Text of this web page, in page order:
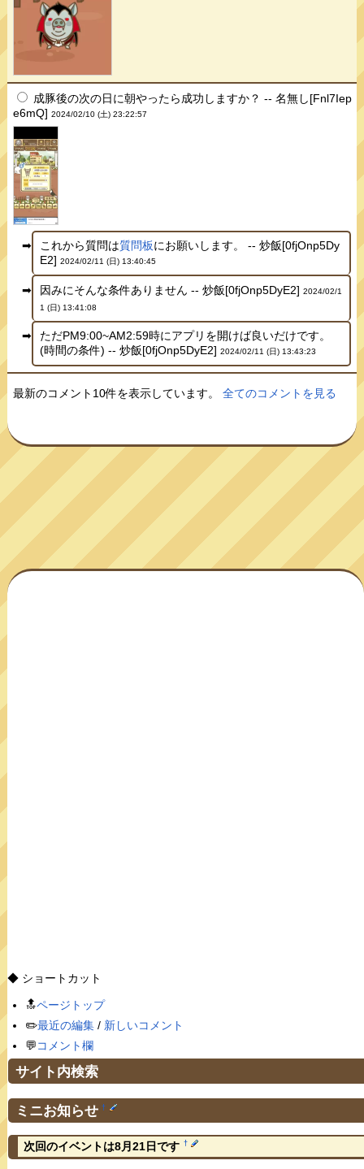
成豚後の次の日に朝やったら成功しますか？ -- 名無し[Fnl7Iep
e6mQ]2024/02/10 (土) 23:22:57
これから質問は質問板にお願いします。 -- 炒飯[0fjOnp5Dy
E2] 2024/02/11 (日) 13:40:45
因みにそんな条件ありません -- 炒飯[0fjOnp5DyE2] 2024/02/1
1 (日) 13:41:08
ただPM9:00~AM2:59時にアプリを開けば良いだけです。
(時間の条件) -- 炒飯[0fjOnp5DyE2] 2024/02/11 (日) 13:43:23
最新のコメント10件を表示しています。全てのコメントを見る
◆ ショートカット
🔝ページトップ
✏️最近の編集/ 新しいコメント
💬コメント欄
サイト内検索
ミニお知らせ †
次回のイベントは8月21日です †